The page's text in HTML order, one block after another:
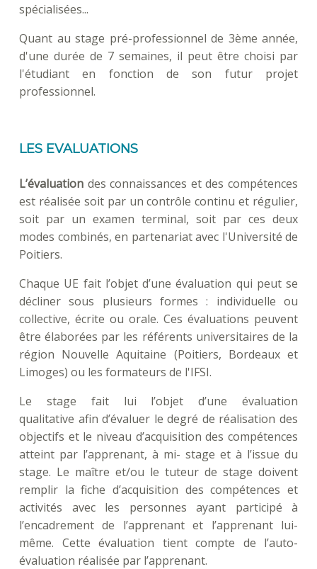
spécialisées...
Quant au stage pré-professionnel de 3ème année,
d'une durée de 7 semaines, il peut être choisi par
l'étudiant en fonction de son futur projet
professionnel.
LES EVALUATIONS
L’évaluation des connaissances et des compétences
est réalisée soit par un contrôle continu et régulier,
soit par un examen terminal, soit par ces deux
modes combinés, en partenariat avec l'Université de
Poitiers.
Chaque UE fait l’objet d’une évaluation qui peut se
décliner sous plusieurs formes : individuelle ou
collective, écrite ou orale. Ces évaluations peuvent
être élaborées par les référents universitaires de la
région Nouvelle Aquitaine (Poitiers, Bordeaux et
Limoges) ou les formateurs de l'IFSI.
Le stage fait lui l’objet d’une évaluation
qualitative afin d’évaluer le degré de réalisation des
objectifs et le niveau d’acquisition des compétences
atteint par l’apprenant, à mi- stage et à l’issue du
stage. Le maître et/ou le tuteur de stage doivent
remplir la fiche d’acquisition des compétences et
activités avec les personnes ayant participé à
l’encadrement de l’apprenant et l’apprenant lui-
même. Cette évaluation tient compte de l’auto-
évaluation réalisée par l’apprenant.